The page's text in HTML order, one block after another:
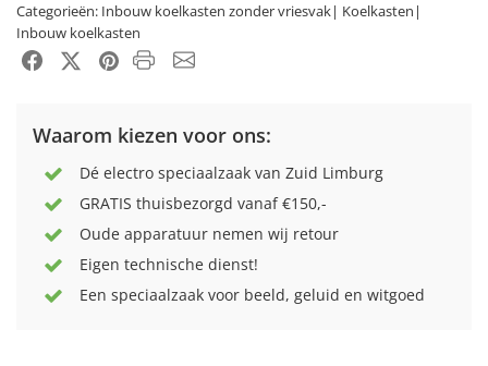
Categorieën: Inbouw koelkasten zonder vriesvak| Koelkasten |
Inbouw koelkasten
FacebookX-Twitter
PinterestProduct PDF
Email
Waarom kiezen voor ons:
Dé electro speciaalzaak van Zuid Limburg
GRATIS thuisbezorgd vanaf €150,-
Oude apparatuur nemen wij retour
Eigen technische dienst!
Een speciaalzaak voor beeld, geluid en witgoed